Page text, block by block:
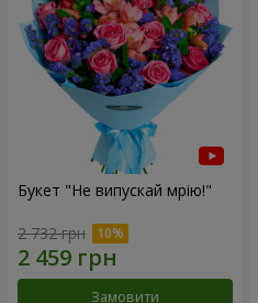
Букет "Не випускай мрію!"
2 732 грн
Замовити